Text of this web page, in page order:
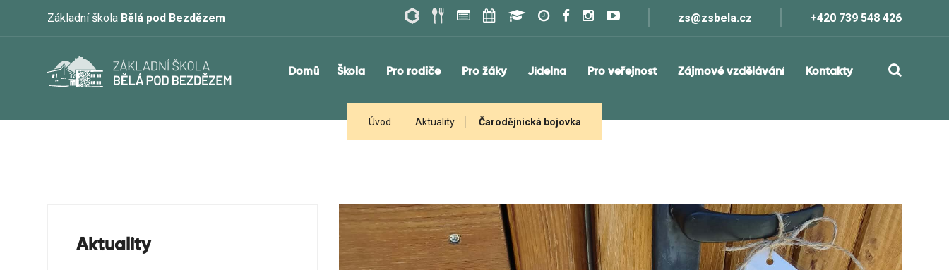
Základní škola Bělá pod Bezdězem zs@zsbela.cz +420 739 548 426
Domů Škola Pro rodiče Pro žáky Jídelna Pro veřejnost Zájmové vzdělávání Kontakty
Úvod Aktuality Čarodějnická bojovka
Aktuality